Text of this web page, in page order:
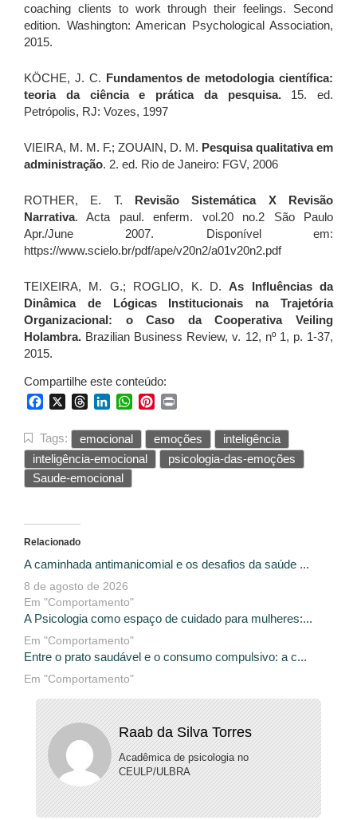
coaching clients to work through their feelings. Second
edition. Washington: American Psychological Association,
2015.
KÖCHE, J. C. Fundamentos de metodologia científica:
teoria da ciência e prática da pesquisa.15. ed.
Petrópolis, RJ: Vozes, 1997
VIEIRA, M. M. F.; ZOUAIN, D. M. Pesquisa qualitativa em
administração. 2. ed. Rio de Janeiro: FGV, 2006
ROTHER, E. T.
Revisão Sistemática X Revisão
Narrativa. Acta paul. enferm. vol.20 no.2 São Paulo
Apr./June 2007. Disponível em:
https://www.scielo.br/pdf/ape/v20n2/a01v20n2.pdf
TEIXEIRA, M. G.; ROGLIO, K. D.As Influências da
Dinâmica de Lógicas Institucionais na Trajetória
Organizacional: o Caso da Cooperativa Veiling
Holambra. Brazilian Business Review, v. 12, nº 1, p. 1-37,
2015.
Compartilhe este conteúdo:
FacebookThreadsLinkedInWhatsApp
Pinterest
Tags: emocional emoções
inteligência
inteligência-emocional
psicologia-das-emoções
Saude-emocional
Relacionado
A caminhada antimanicomial e os desafios da saúde ...
8 de agosto de 2026
Em "Comportamento"
A Psicologia como espaço de cuidado para mulheres:...
Em "Comportamento"
Entre o prato saudável e o consumo compulsivo: a c...
Em "Comportamento"
Raab da Silva Torres
Acadêmica de psicologia no
CEULP/ULBRA